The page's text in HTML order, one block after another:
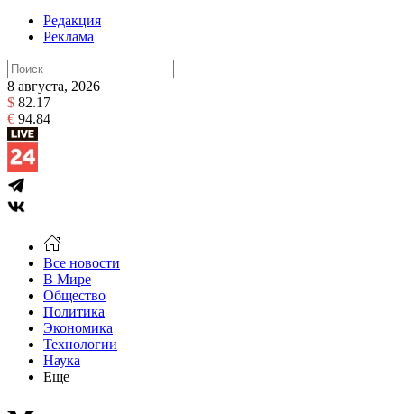
Редакция
Реклама
8 августа, 2026
$ 82.17
€ 94.84
Все новости
В Мире
Общество
Политика
Экономика
Технологии
Наука
Еще